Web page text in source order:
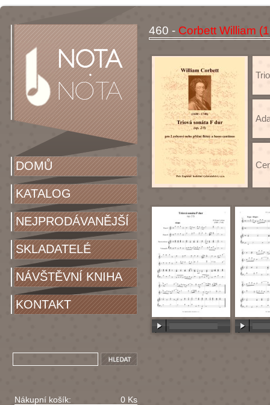
DOMŮ
KATALOG
NEJPRODÁVANĚJŠÍ
SKLADATELÉ
NÁVŠTĚVNÍ KNIHA
KONTAKT
Nákupní košík: 0 Ks
460 - Corbett William